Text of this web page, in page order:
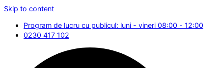
Skip to content
Program de lucru cu publicul: luni - vineri 08:00 - 12:00
0230 417 102